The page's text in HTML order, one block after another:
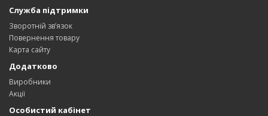
Служба підтримки
Зворотній зв’язок
Повернення товару
Карта сайту
Додатково
Виробники
Акції
Особистий кабінет